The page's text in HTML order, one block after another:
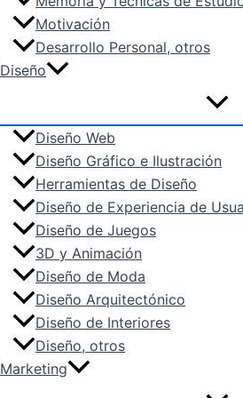
Motivación
Desarrollo Personal, otros
Diseño
Diseño Web
Diseño Gráfico e Ilustración
Herramientas de Diseño
Diseño de Experiencia de
Diseño de Juegos
3D y Animación
Diseño de Moda
Diseño Arquitectónico
Diseño de Interiores
Diseño, otros
Marketing